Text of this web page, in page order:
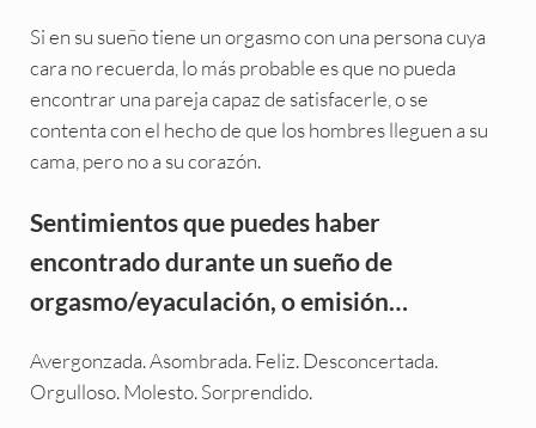
Si en su sueño tiene un orgasmo con una persona cuya
cara no recuerda, lo más probable es que no pueda
encontrar una pareja capaz de satisfacerle, o se
contenta con el hecho de que los hombres lleguen a su
cama, pero no a su corazón.
Sentimientos que puedes haber
encontrado durante un sueño de
orgasmo/eyaculación, o emisión…
Avergonzada. Asombrada. Feliz. Desconcertada.
Orgulloso. Molesto. Sorprendido.